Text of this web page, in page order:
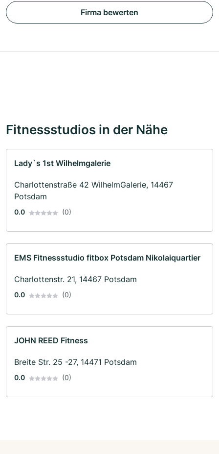
Firma bewerten
Fitnessstudios in der Nähe
Lady`s 1st Wilhelmgalerie
Charlottenstraße 42 WilhelmGalerie, 14467
Potsdam
0.0 (0)
EMS Fitnessstudio fitbox Potsdam Nikolaiquartier
Charlottenstr. 21, 14467 Potsdam
0.0 (0)
JOHN REED Fitness
Breite Str. 25 -27, 14471 Potsdam
0.0 (0)